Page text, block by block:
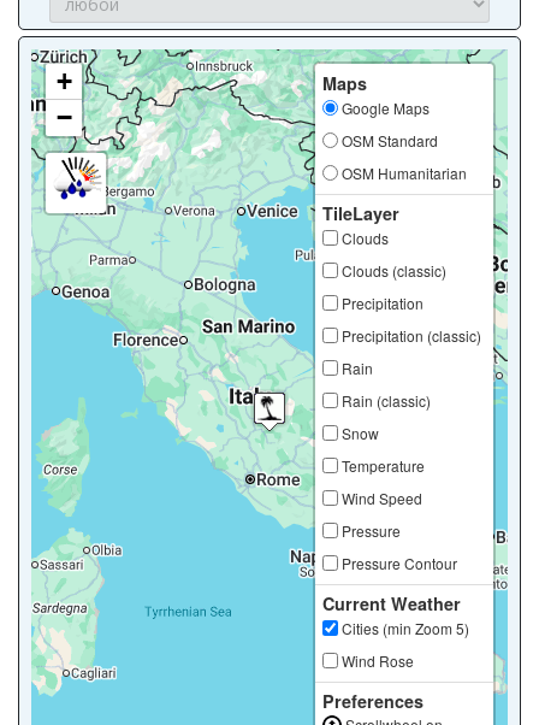
+
−
Maps
Google Maps
OSM Standard
OSM Humanitarian
TileLayer
Clouds
Clouds (classic)
Precipitation
Precipitation (classic)
Rain
Rain (classic)
Snow
Temperature
Wind Speed
Pressure
Pressure Contour
Current Weather
Cities (min Zoom 5)
Wind Rose
Preferences